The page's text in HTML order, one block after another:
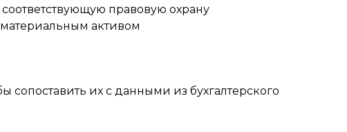
правовую охрану
активом
сопоставить их с данными из бухгалтерского